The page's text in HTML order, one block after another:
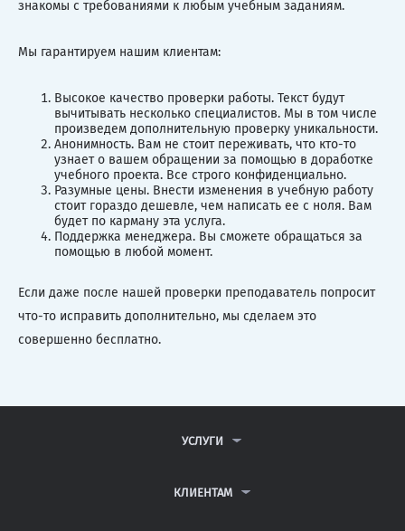
знакомы с требованиями к любым учебным заданиям.
Мы гарантируем нашим клиентам:
Высокое качество проверки работы. Текст будут
вычитывать несколько специалистов. Мы в том числе
произведем дополнительную проверку уникальности.
Анонимность. Вам не стоит переживать, что кто-то
узнает о вашем обращении за помощью в доработке
учебного проекта. Все строго конфиденциально.
Разумные цены. Внести изменения в учебную работу
стоит гораздо дешевле, чем написать ее с ноля. Вам
будет по карману эта услуга.
Поддержка менеджера. Вы сможете обращаться за
помощью в любой момент.
Если даже после нашей проверки преподаватель попросит
что-то исправить дополнительно, мы сделаем это
совершенно бесплатно.
УСЛУГИ
ДИПЛОМНЫЕ РАБОТЫ
КЛИЕНТАМ